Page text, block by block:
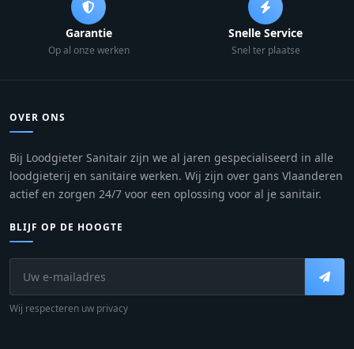
Garantie
Op al onze werken
Snelle Service
Snel ter plaatse
OVER ONS
Bij Loodgieter Sanitair zijn we al jaren gespecialiseerd in alle
loodgieterij en sanitaire werken. Wij zijn over gans Vlaanderen
actief en zorgen 24/7 voor een oplossing voor al je sanitair.
BLIJF OP DE HOOGTE
Wij respecteren uw privacy